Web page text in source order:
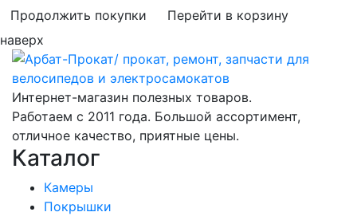
Продолжить покупки
Перейти в корзину
наверх
Интернет-магазин полезных товаров.
Работаем с 2011 года. Большой ассортимент,
отличное качество, приятные цены.
Каталог
Камеры
Покрышки